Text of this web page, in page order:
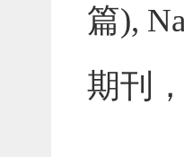
篇),
期刊